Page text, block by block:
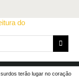
terão lugar no coração